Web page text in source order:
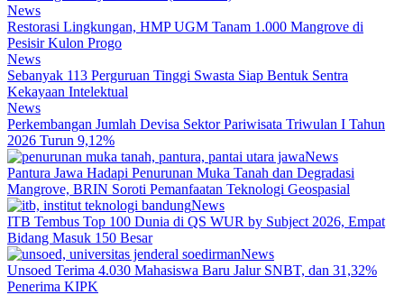
News
Restorasi Lingkungan, HMP UGM Tanam 1.000 Mangrove di
Pesisir Kulon Progo
News
Sebanyak 113 Perguruan Tinggi Swasta Siap Bentuk Sentra
Kekayaan Intelektual
News
Perkembangan Jumlah Devisa Sektor Pariwisata Triwulan I Tahun
2026 Turun 9,12%
News
Pantura Jawa Hadapi Penurunan Muka Tanah dan Degradasi
Mangrove, BRIN Soroti Pemanfaatan Teknologi Geospasial
News
ITB Tembus Top 100 Dunia di QS WUR by Subject 2026, Empat
Bidang Masuk 150 Besar
News
Unsoed Terima 4.030 Mahasiswa Baru Jalur SNBT, dan 31,32%
Penerima KIPK